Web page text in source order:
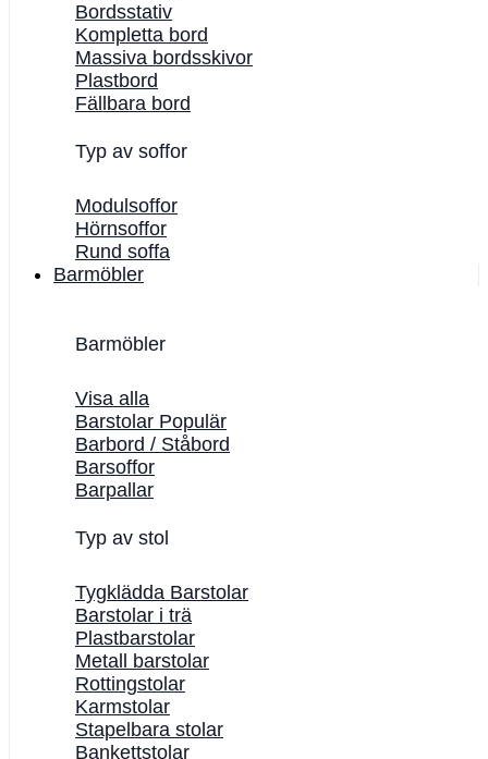
Bordsstativ
Kompletta bord
Massiva bordsskivor
Plastbord
Fällbara bord
Typ av soffor
Modulsoffor
Hörnsoffor
Rund soffa
Barmöbler
Barmöbler
Visa alla
Barstolar
Barbord / Ståbord
Barsoffor
Barpallar
Typ av stol
Tygklädda Barstolar
Barstolar i trä
Plastbarstolar
Metall barstolar
Rottingstolar
Karmstolar
Stapelbara stolar
Bankettstolar